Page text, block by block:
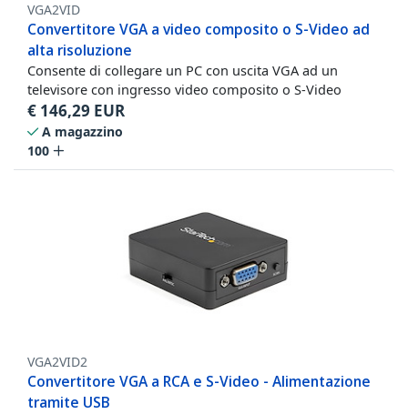
VGA2VID
Convertitore VGA a video composito o S-Video ad
alta risoluzione
Consente di collegare un PC con uscita VGA ad un
televisore con ingresso video composito o S-Video
€ 146,29 EUR
A magazzino
100
VGA2VID2
Convertitore VGA a RCA e S-Video - Alimentazione
tramite USB